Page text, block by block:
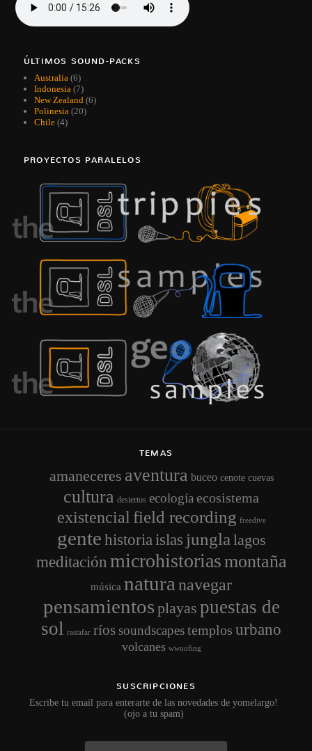
ÚLTIMOS SOUND-PACKS
Australia (6)
Indonesia (7)
New Zealand (6)
Polinesia (20)
Chile (4)
PROYECTOS PARALELOS
TEMAS
amaneceres aventura buceo cenote cuevas
cultura desiertos ecología ecosistema
existencial field recording freedive
gentehistoria islas jungla lagos
meditación microhistoriasmontaña
música natura navegar
pensamientos playas puestas de
sol rastafar ríos soundscapestemplos urbano
volcanes wwoofing
SUSCRIPCIONES
Escribe tu email para enterarte de las novedades de yomelargo!
(ojo a tu spam)